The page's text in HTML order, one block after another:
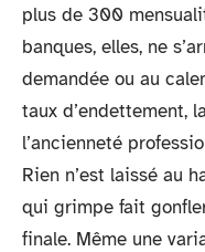
plus de 300
banques, elles, ne
demandée ou au
taux d’endettement,
l’ancienneté
Rien n’est laissé au
qui grimpe fait
finale. Même une